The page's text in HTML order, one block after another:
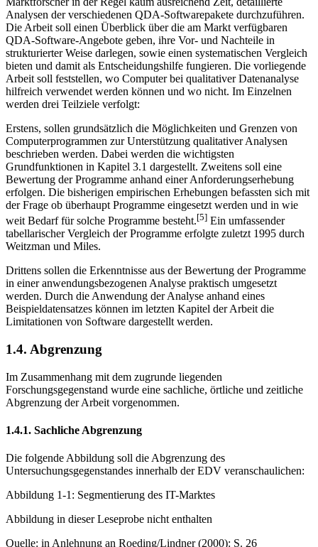
Marktforscher in der Regel kaum ausreichend Zeit, detaillierte
Analysen der verschiedenen QDA-Softwarepakete durchzuführen.
Die Arbeit soll einen Überblick über die am Markt verfügbaren
QDA-Software-Angebote geben, ihre Vor- und Nachteile in
strukturierter Weise darlegen, sowie einen systematischen Vergleich
bieten und damit als Entscheidungshilfe fungieren. Die vorliegende
Arbeit soll feststellen, wo Computer bei qualitativer Datenanalyse
hilfreich verwendet werden können und wo nicht. Im Einzelnen
Erstens, sollen grundsätzlich die Möglichkeiten und Grenzen von
Computerprogrammen zur Unterstützung qualitativer Analysen
beschrieben werden. Dabei werden die wichtigsten
Grundfunktionen in Kapitel 3.1 dargestellt. Zweitens soll eine
Bewertung der Programme anhand einer Anforderungserhebung
erfolgen. Die bisherigen empirischen Erhebungen befassten sich mit
der Frage ob überhaupt Programme eingesetzt werden und in wie
weit Bedarf für solche Programme besteht.[5]Ein umfassender
tabellarischer Vergleich der Programme erfolgte zuletzt 1995 durch
Drittens sollen die Erkenntnisse aus der Bewertung der Programme
in einer anwendungsbezogenen Analyse praktisch umgesetzt
werden. Durch die Anwendung der Analyse anhand eines
Beispieldatensatzes können im letzten Kapitel der Arbeit die
Im Zusammenhang mit dem zugrunde liegenden
Forschungsgegenstand wurde eine sachliche, örtliche und zeitliche
Die folgende Abbildung soll die Abgrenzung des